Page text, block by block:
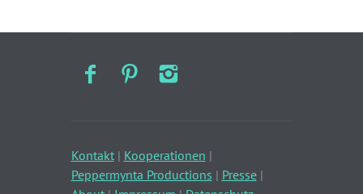
Kontakt| Kooperationen |
Peppermynta Productions | Presse|